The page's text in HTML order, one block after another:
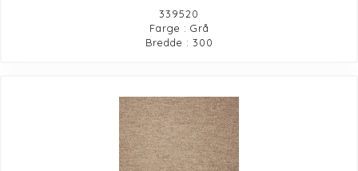
339520
Farge : Grå
Bredde : 300